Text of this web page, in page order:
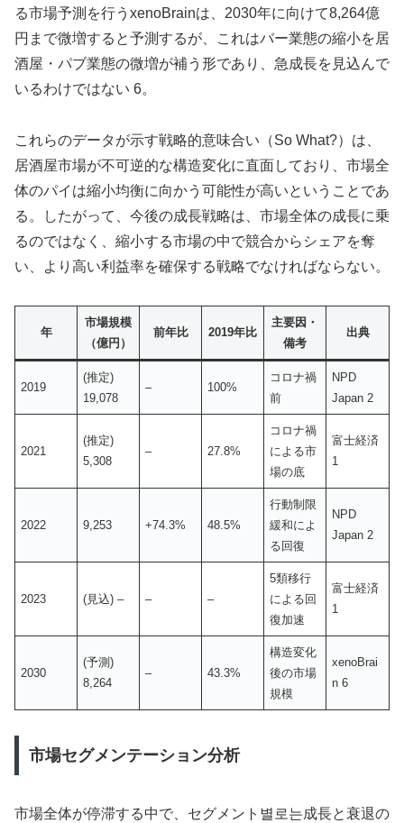
る市場予測を行うxenoBrainは、2030年に向けて8,264億
円まで微増すると予測するが、これはバー業態の縮小を居
酒屋・パブ業態の微増が補う形であり、急成長を見込んで
いるわけではない 6。
これらのデータが示す戦略的意味合い（So What?）は、
居酒屋市場が不可逆的な構造変化に直面しており、市場全
体のパイは縮小均衡に向かう可能性が高いということであ
る。したがって、今後の成長戦略は、市場全体の成長に乗
るのではなく、縮小する市場の中で競合からシェアを奪
い、より高い利益率を確保する戦略でなければならない。
年
市場規模
（億円）
前年比 2019年比
主要因・
備考
出典
2019
(推定)
19,078
– 100%
コロナ禍
前
NPD
Japan 2
2021
(推定)
5,308
– 27.8%
コロナ禍
による市
場の底
富士経済
1
2022 9,253 +74.3% 48.5%
行動制限
緩和によ
る回復
NPD
Japan 2
2023 (見込) – – –
5類移行
による回
復加速
富士経済
1
2030
(予測)
8,264
– 43.3%
構造変化
後の市場
規模
xenoBrai
n 6
市場セグメンテーション分析
市場全体が停滞する中で、セグメント별로는成長と衰退の